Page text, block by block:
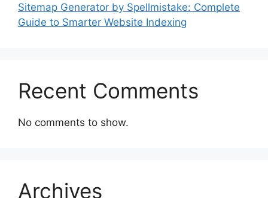
Sitemap Generator by Spellmistake: Complete
Guide to Smarter Website Indexing
Recent Comments
No comments to show.
Archives